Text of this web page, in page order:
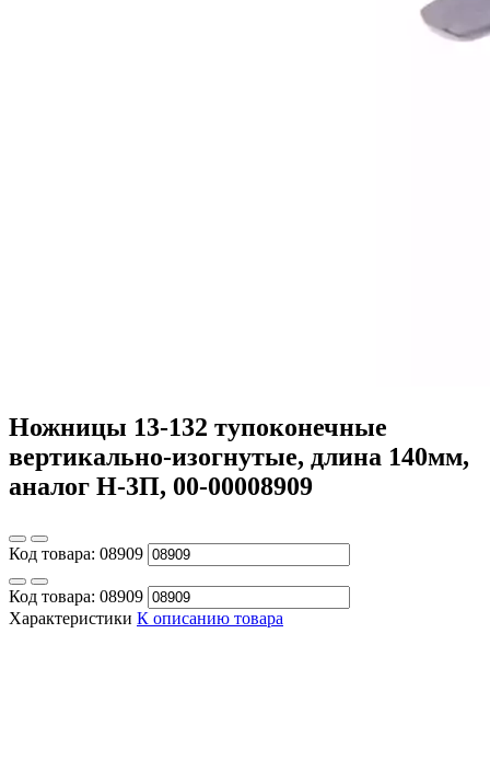
Ножницы 13-132 тупоконечные
вертикально-изогнутые, длина 140мм,
аналог Н-3П, 00-00008909
Код товара: 08909
Код товара: 08909
Характеристики К описанию товара